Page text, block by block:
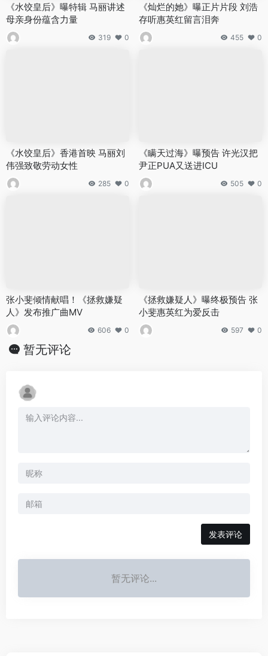
《水饺皇后》曝特辑 马丽讲述
母亲身份蕴含力量
319 0
《灿烂的她》曝正片片段 刘浩
存听惠英红留言泪奔
455 0
《水饺皇后》香港首映 马丽刘
伟强致敬劳动女性
285 0
《瞒天过海》曝预告 许光汉把
尹正PUA又送进ICU
505 0
张小斐倾情献唱！《拯救嫌疑
人》发布推广曲MV
606 0
《拯救嫌疑人》曝终极预告 张
小斐惠英红为爱反击
597 0
暂无评论
发表评论
暂无评论...